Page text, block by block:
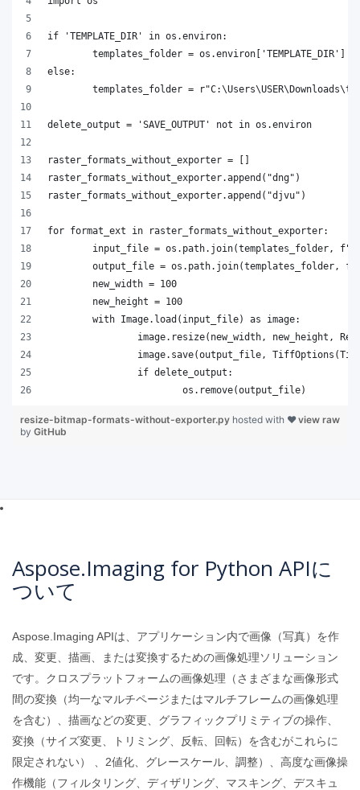
view raw
resize-bitmap-formats-without-exporter.py hosted with ❤
by GitHub
Aspose.Imaging for Python APIに
ついて
Aspose.Imaging APIは、アプリケーション内で画像（写真）を作
成、変更、描画、または変換するための画像処理ソリューション
です。クロスプラットフォームの画像処理（さまざまな画像形式
間の変換（均一なマルチページまたはマルチフレームの画像処理
を含む）、描画などの変更、グラフィックプリミティブの操作、
変換（サイズ変更、トリミング、反転、回転）を含むがこれらに
限定されない） 、2値化、グレースケール、調整）、高度な画像操
作機能（フィルタリング、ディザリング、マスキング、デスキュ